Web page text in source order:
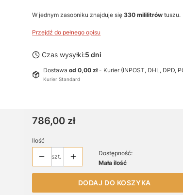
W jednym zasobniku znajduje się330 mililitrów tuszu.
Przejdź do pełnego opisu
Czas wysyłki:5 dni
Dostawaod 0,00 zł- Kurier (INPOST, DHL, DPD,
Kurier Standard
Cena
786,00 zł
Ilość
szt.
Dostępność:
Mała ilość
DODAJ DO KOSZYKA